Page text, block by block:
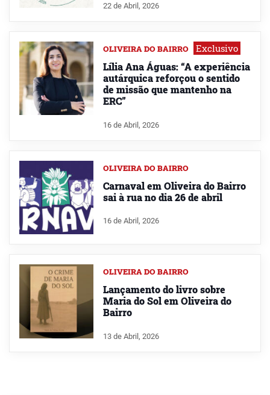
22 de Abril, 2026
OLIVEIRA DO BAIRRO Exclusivo
Lília Ana Águas: “A experiência
autárquica reforçou o sentido
de missão que mantenho na
ERC”
16 de Abril, 2026
OLIVEIRA DO BAIRRO
Carnaval em Oliveira do Bairro
sai à rua no dia 26 de abril
16 de Abril, 2026
OLIVEIRA DO BAIRRO
Lançamento do livro sobre
Maria do Sol em Oliveira do
Bairro
13 de Abril, 2026